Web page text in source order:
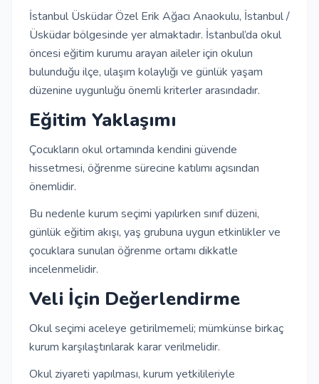
İstanbul Üsküdar Özel Erik Ağacı Anaokulu, İstanbul /
Üsküdar bölgesinde yer almaktadır. İstanbul’da okul
öncesi eğitim kurumu arayan aileler için okulun
bulunduğu ilçe, ulaşım kolaylığı ve günlük yaşam
düzenine uygunluğu önemli kriterler arasındadır.
Eğitim Yaklaşımı
Çocukların okul ortamında kendini güvende
hissetmesi, öğrenme sürecine katılımı açısından
önemlidir.
Bu nedenle kurum seçimi yapılırken sınıf düzeni,
günlük eğitim akışı, yaş grubuna uygun etkinlikler ve
çocuklara sunulan öğrenme ortamı dikkatle
incelenmelidir.
Veli İçin Değerlendirme
Okul seçimi aceleye getirilmemeli; mümkünse birkaç
kurum karşılaştırılarak karar verilmelidir.
Okul ziyareti yapılması, kurum yetkilileriyle